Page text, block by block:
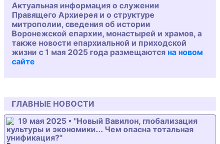
Актуальная информация о служении
Правящего Архиерея и о структуре
митрополии, сведения об истории
Воронежской епархии, монастырей и храмов, а
также новости епархиальной и приходской
жизни с 1 мая 2025 года размещаются на новом
сайте
ГЛАВНЫЕ НОВОСТИ
19 мая 2025 • "Новый Вавилон, глобализация
культуры и экономики... Чем опасна тотальная
унификация?"